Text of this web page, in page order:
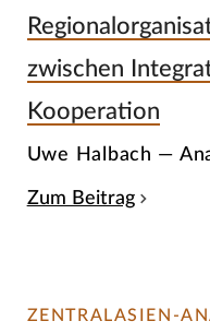
zwischen
Kooperation
Uwe Halbach —
Zum Beitrag
ZENTRALASIEN-